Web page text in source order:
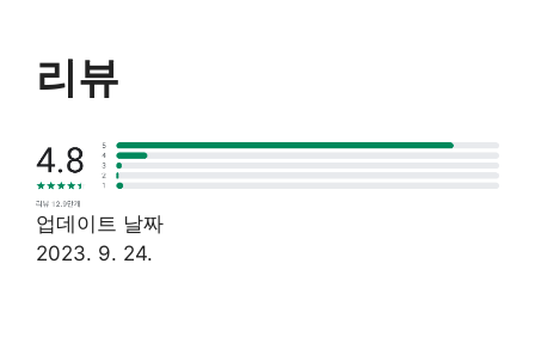
리뷰
업데이트 날짜
2023. 9. 24.